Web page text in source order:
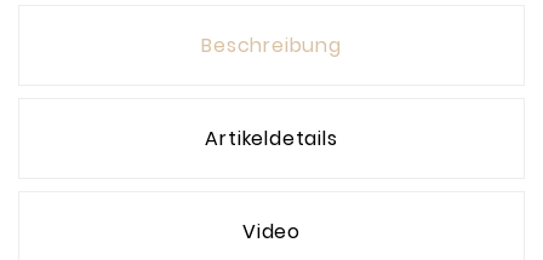
Beschreibung
Artikeldetails
Video